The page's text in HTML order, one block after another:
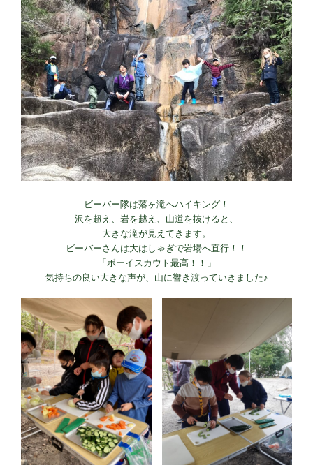
ビーバー隊は落ヶ滝へハイキング！
沢を超え、岩を越え、山道を抜けると、
大きな滝が見えてきます。
ビーバーさんは大はしゃぎで岩場へ直行！！
「ボーイスカウト最高！！」
気持ちの良い大きな声が、山に響き渡っていきました♪